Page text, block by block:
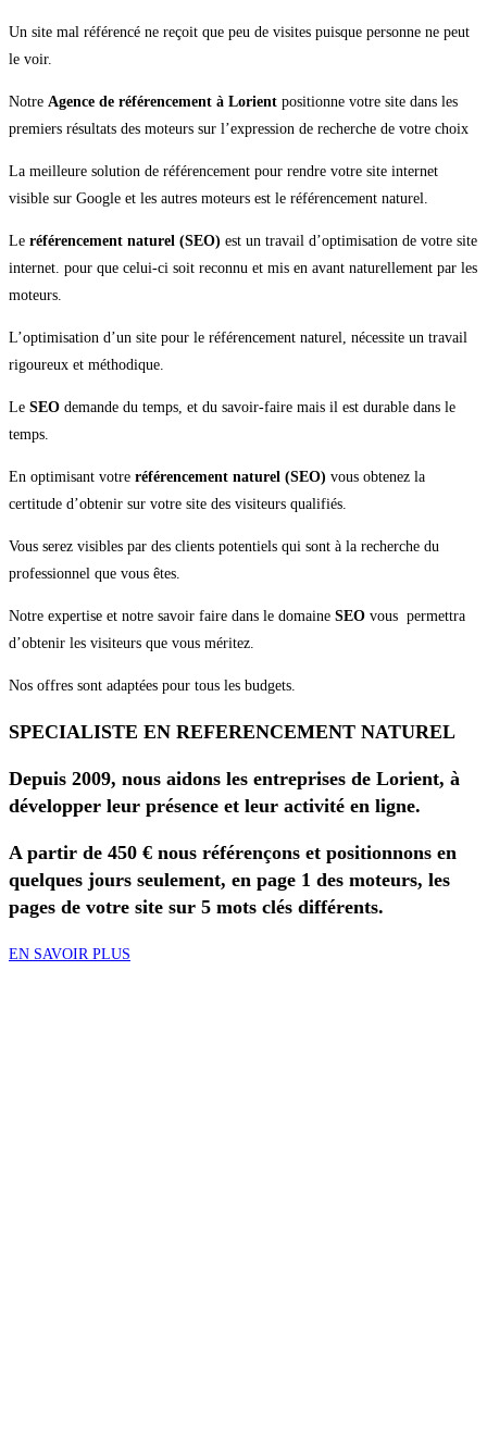
Un site mal référencé ne reçoit que peu de visites puisque personne ne peut
le voir.
Notre Agence de référencement à Lorient positionne votre site dans les
premiers résultats des moteurs sur l’expression de recherche de votre choix
La meilleure solution de référencement pour rendre votre site internet
visible sur Google et les autres moteurs est le référencement naturel.
Le référencement naturel (SEO) est un travail d’optimisation de votre site
internet. pour que celui-ci soit reconnu et mis en avant naturellement par les
moteurs.
L’optimisation d’un site pour le référencement naturel, nécessite un travail
rigoureux et méthodique.
Le SEO demande du temps, et du savoir-faire mais il est durable dans le
temps.
En optimisant votre référencement naturel (SEO) vous obtenez la
certitude d’obtenir sur votre site des visiteurs qualifiés.
Vous serez visibles par des clients potentiels qui sont à la recherche du
professionnel que vous êtes.
Notre expertise et notre savoir faire dans le domaine SEO vous permettra
d’obtenir les visiteurs que vous méritez.
Nos offres sont adaptées pour tous les budgets.
SPECIALISTE EN REFERENCEMENT NATUREL
Depuis 2009, nous aidons les entreprises de Lorient, à
développer leur présence et leur activité en ligne.
A partir de 450 € nous référençons et positionnons en
quelques jours seulement, en page 1 des moteurs, les
pages de votre site sur 5 mots clés différents.
EN SAVOIR PLUS